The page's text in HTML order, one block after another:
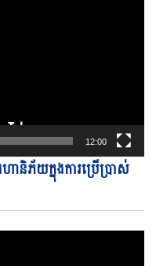
12:00
ភ័យក្នុងការប្រើប្រាស់